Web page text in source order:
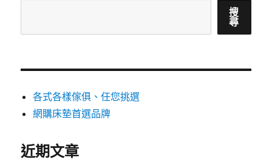
搜
尋
各式各樣傢俱、任您挑選
網購床墊首選品牌
近期文章